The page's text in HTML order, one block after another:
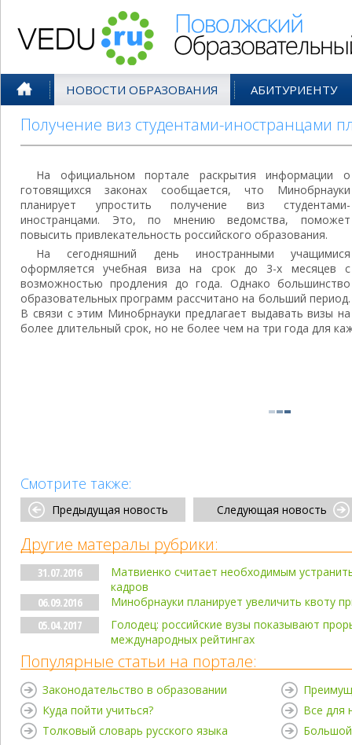
НОВОСТИ ОБРАЗОВАНИЯ АБИТУРИЕНТУ
Получение виз студентами-иностранцами
На официальном портале раскрытия информации о
готовящихся законах сообщается, что Минобрнауки
планирует упростить получение виз студентами-
иностранцами. Это, по мнению ведомства, поможет
повысить привлекательность российского образования.
На сегодняшний день иностранными учащимися
оформляется учебная виза на срок до 3-х месяцев с
возможностью продления до года. Однако большинство
образовательных программ рассчитано на больший период.
В связи с этим Минобрнауки предлагает выдавать визы на
более длительный срок, но не более чем на три года для
Смотрите также:
Предыдущая новость Следующая новость
Другие матералы рубрики:
31.07.2016
Матвиенко считает необходимым
кадров
06.09.2016
Минобрнауки планирует увеличить квоту
05.04.2017
Голодец: российские вузы показывают
международных рейтингах
Популярные статьи на портале:
Законодательство в образовании
Куда пойти учиться?
Толковый словарь русского языка
Все для
Большой